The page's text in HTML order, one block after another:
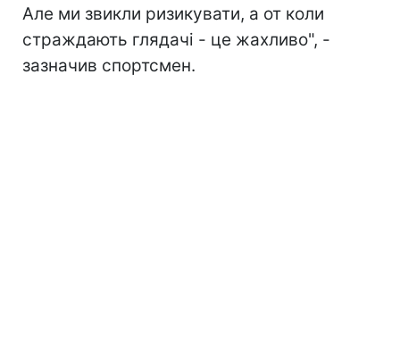
Але ми звикли ризикувати, а от коли
страждають глядачі - це жахливо", -
зазначив спортсмен.